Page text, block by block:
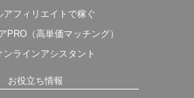
アフィリエイトで稼ぐ
PRO（高単価マッチング）
ンラインアシスタント
お役立ち情報